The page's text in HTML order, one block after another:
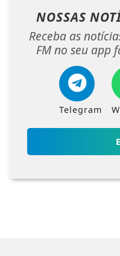
NOSSAS
Receba as
FM no seu app
Telegram